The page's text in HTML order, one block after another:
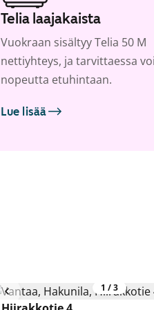
Telia laajakaista
Vuokraan sisältyy Telia 50 M
nettiyhteys, ja tarvittaessa
nopeutta etuhintaan.
Lue lisää
1 /3